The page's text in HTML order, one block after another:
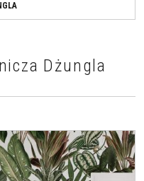
Dżungla